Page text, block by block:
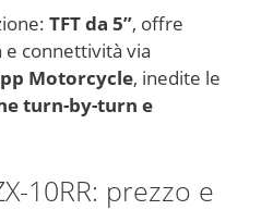
TFT da 5”, offre
e connettività via
Motorcycle, inedite le
turn-by-turn e
10RR: prezzo e